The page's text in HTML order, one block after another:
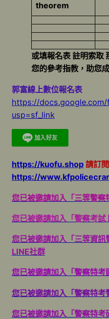
theorem
或填報名表 註明索取
您的參考指教，助您
郭富線上數位報名表
https://docs.google.com/
usp=sf_link
https://kuofu.shop 請訂
https://
您已被邀請加入「三等警
您已被邀請加入「警察考
您已被邀請加入「三等資訊
LINE社群
您已被邀請加入「警察特考
您已被邀請加入「警察特
您已被邀請加入「警察特考